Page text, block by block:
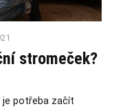
stromeček?
je potřeba začít